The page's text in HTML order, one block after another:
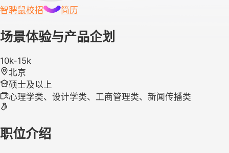
智聘鼠校招 简历
场景体验与产品企划
10k-15k
北京
硕士及以上
心理学类、设计学类、工商管理类、新闻传播类
职位介绍